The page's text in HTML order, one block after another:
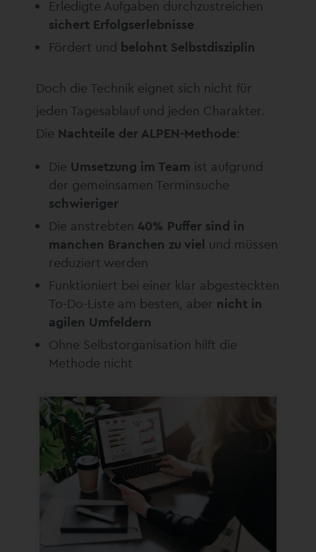
Erledigte Aufgaben durchzustreichen
sichert Erfolgserlebnisse
Fördert und belohnt Selbstdisziplin
Doch die Technik eignet sich nicht für
jeden Tagesablauf und jeden Charakter.
Die Nachteile der ALPEN-Methode:
Die Umsetzung im Team ist aufgrund
der gemeinsamen Terminsuche
schwieriger
Die anstrebten 40% Puffer sind in
manchen Branchen zu viel und müssen
reduziert werden
Funktioniert bei einer klar abgesteckten
To-Do-Liste am besten, aber nicht in
agilen Umfeldern
Ohne Selbstorganisation hilft die
Methode nicht